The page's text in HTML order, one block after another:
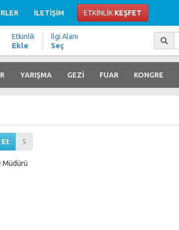
İLETİŞİM ETKİNLİK KEŞFET
Etkinlik
Ekle
İlgi Alanı
Seç
YARIŞMA GEZİ FUAR KONGRE
Et 5
Müdürü